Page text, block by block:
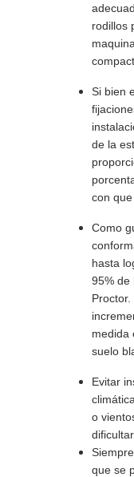
rodillos
Si bien
de la
con
Como
hasta
95% de
medida
suelo
Evitar
o
que se